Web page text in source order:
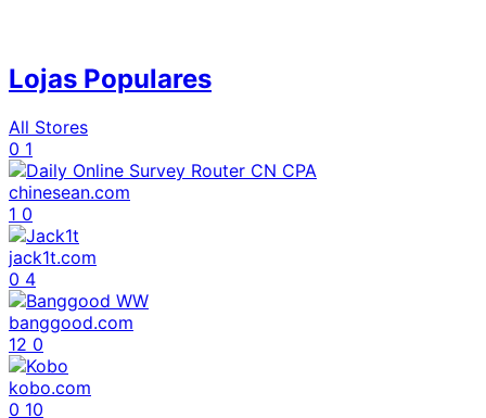
Lojas Populares
All Stores
0 1
chinesean.com
1 0
jack1t.com
0 4
banggood.com
12 0
kobo.com
0 10